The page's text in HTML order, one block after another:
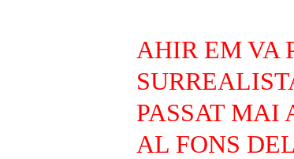
AHIR EM VA
PASSAT MAI
AL FONS